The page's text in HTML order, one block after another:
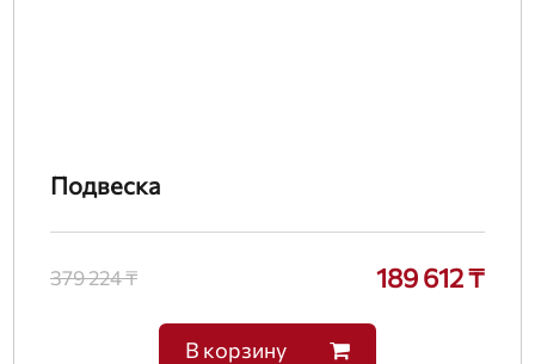
Подвеска
379 224 ₸ 189 612 ₸
В корзину